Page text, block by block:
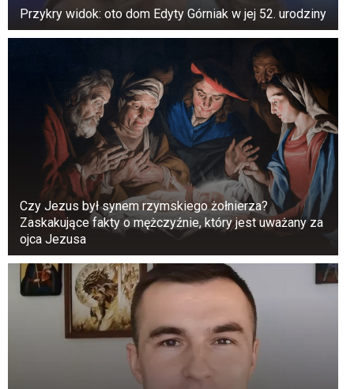
Przykry widok: oto dom Edyty Górniak w jej 52. urodziny
Czy Jezus był synem rzymskiego żołnierza?
Zaskakujące fakty o mężczyźnie, który jest uważany za
ojca Jezusa